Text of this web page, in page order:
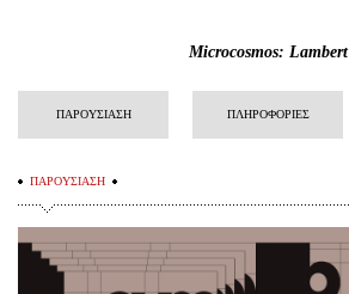
info@ticketservices.gr
Αναζήτηση
Παραγγελία
Αναζήτηση παραγγελίας
Microcosmos: Lambert
ΠΑΡΟΥΣΙΑΣΗ ΠΛΗΡΟΦΟΡΙΕΣ
ΠΑΡΟΥΣΙΑΣΗ